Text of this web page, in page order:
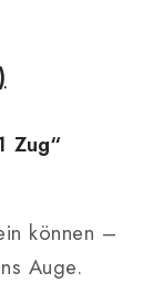
Zug“
können –
Auge.